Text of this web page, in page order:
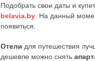
Подобрать свои даты и
belavia.by . На данный
появиться.
Отели для путешествия
дешевле можно снять